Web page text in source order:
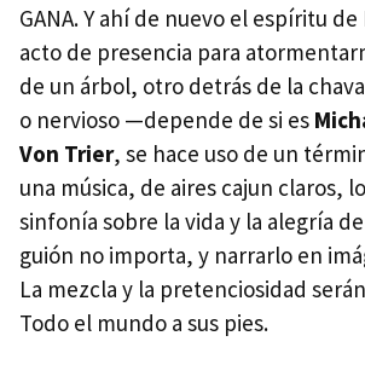
GANA. Y ahí de nuevo el espíritu
acto de presencia para
de un árbol, otro detrás de la
o nervioso —depende de si es
Von Trier, se hace uso de un
una música, de aires cajun claros,
sinfonía sobre la vida y la alegría
guión no importa, y narrarlo en
La mezcla y la pretenciosidad
Todo el mundo a sus pies.